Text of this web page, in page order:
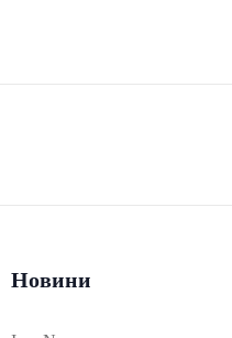
Новини